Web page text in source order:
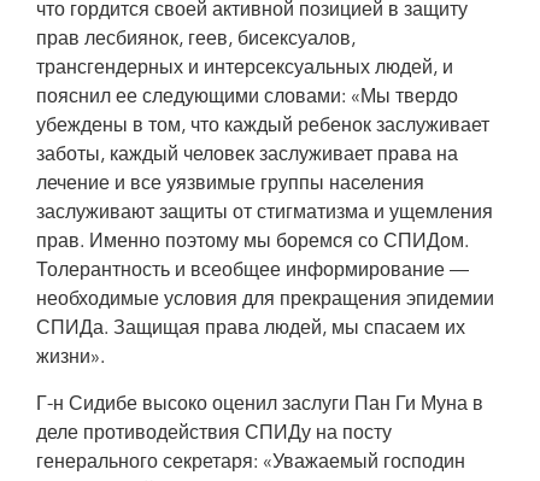
что гордится своей активной позицией в защиту
прав лесбиянок, геев, бисексуалов,
трансгендерных и интерсексуальных людей, и
пояснил ее следующими словами: «Мы твердо
убеждены в том, что каждый ребенок заслуживает
заботы, каждый человек заслуживает права на
лечение и все уязвимые группы населения
заслуживают защиты от стигматизма и ущемления
прав. Именно поэтому мы боремся со СПИДом.
Толерантность и всеобщее информирование —
необходимые условия для прекращения эпидемии
СПИДа. Защищая права людей, мы спасаем их
жизни».
Г-н Сидибе высоко оценил заслуги Пан Ги Муна в
деле противодействия СПИДу на посту
генерального секретаря: «Уважаемый господин